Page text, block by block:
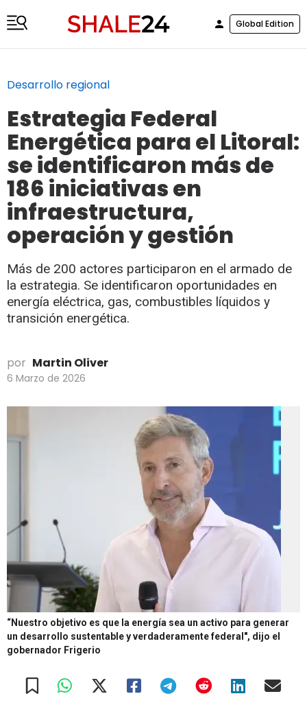
Global Edition
Desarrollo regional
Estrategia Federal
Energética para el Litoral:
se identificaron más de
186 iniciativas en
infraestructura,
operación y gestión
Más de 200 actores participaron en el armado de
la estrategia. Se identificaron oportunidades en
energía eléctrica, gas, combustibles líquidos y
transición energética.
por Martin Oliver
6 Marzo de 2026
“Nuestro objetivo es que la energía sea un activo para generar
un desarrollo sustentable y verdaderamente federal", dijo el
gobernador Frigerio